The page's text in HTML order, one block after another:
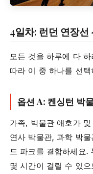
4일차: 런던 연장선
모든 것을 하루에 다
따라 이 중 하나를 선택
옵션 A: 켄싱턴 박
가족, 박물관 애호가
연사 박물관, 과학 박
드 파크를 결합하세요.
몇 시간이 걸릴 수 있